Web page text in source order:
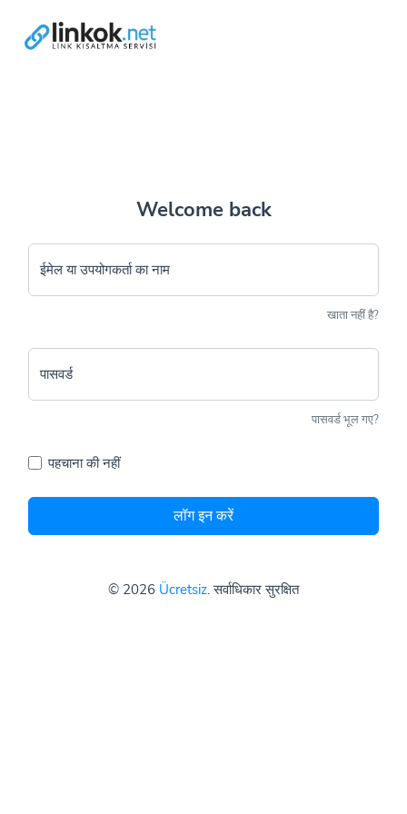
Welcome back
ईमेल या उपयोगकर्ता का नाम
खाता नहीं है?
पासवर्ड
पासवर्ड भूल गए?
पहचाना की नहीं
लॉग इन करें
© 2026 Ücretsiz. सर्वाधिकार सुरक्षित